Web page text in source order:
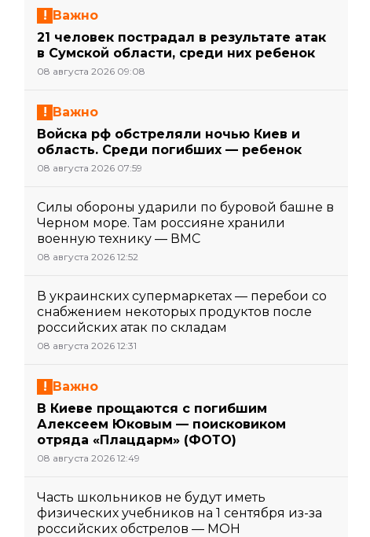
Важно
21 человек пострадал в результате атак
в Сумской области, среди них ребенок
08 августа 2026 09:08
Важно
Войска рф обстреляли ночью Киев и
область. Среди погибших — ребенок
08 августа 2026 07:59
Силы обороны ударили по буровой башне в
Черном море. Там россияне хранили
военную технику — ВМС
08 августа 2026 12:52
В украинских супермаркетах — перебои со
снабжением некоторых продуктов после
российских атак по складам
08 августа 2026 12:31
Важно
В Киеве прощаются с погибшим
Алексеем Юковым — поисковиком
отряда «Плацдарм» (ФОТО)
08 августа 2026 12:49
Часть школьников не будут иметь
физических учебников на 1 сентября из-за
российских обстрелов — МОН